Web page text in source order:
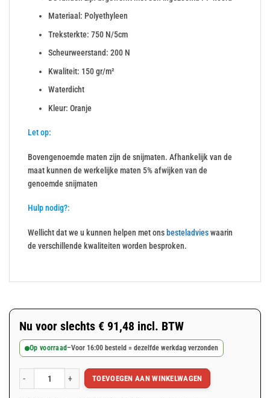
Materiaal: Polyethyleen
Treksterkte: 750 N/5cm
Scheurweerstand: 200 N
Kwaliteit: 150 gr/m²
Waterdicht
Kleur: Oranje
Let op:
Bovengenoemde maten zijn de snijmaten. Afhankelijk van de
maat kunnen de werkelijke maten 5% afwijken van de
genoemde snijmaten
Hulp nodig?:
Wellicht dat we u kunnen helpen met ons besteladvieswaarin
de verschillende kwaliteiten worden besproken.
Nu voor slechts € 91,48 incl. BTW
Op voorraad –Voor 16:00 besteld = dezelfde werkdag verzonden
Oranje afdekzeil 10x12m 150gr/m² aantal
TOEVOEGEN AAN WINKELWAGEN